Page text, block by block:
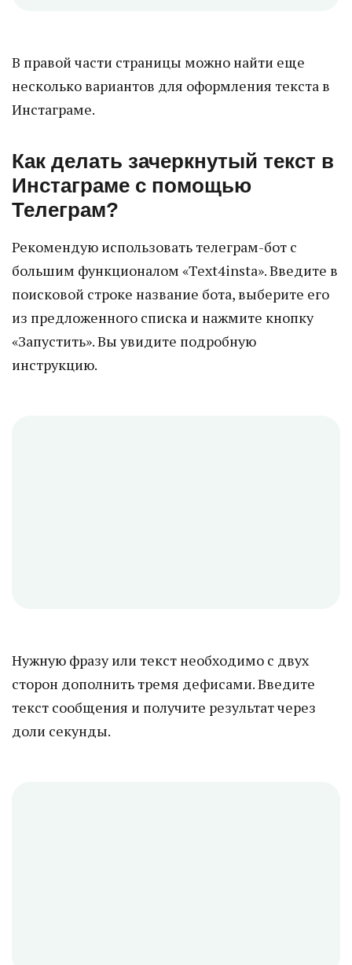
В правой части страницы можно найти еще
несколько вариантов для оформления текста в
Инстаграме.
Как делать зачеркнутый текст в
Инстаграме с помощью
Телеграм?
Рекомендую использовать телеграм-бот с
большим функционалом «Text4insta». Введите в
поисковой строке название бота, выберите его
из предложенного списка и нажмите кнопку
«Запустить». Вы увидите подробную
инструкцию.
Нужную фразу или текст необходимо с двух
сторон дополнить тремя дефисами. Введите
текст сообщения и получите результат через
доли секунды.